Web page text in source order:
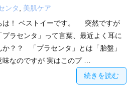
ンタ
美肌ケア
は！ ベストイーです。 突然ですが
プラセンタ」って言葉、最近よく耳に
か？？ 「プラセンタ」とは「胎盤」
味なのですが 実はこのプ …
続きを読む